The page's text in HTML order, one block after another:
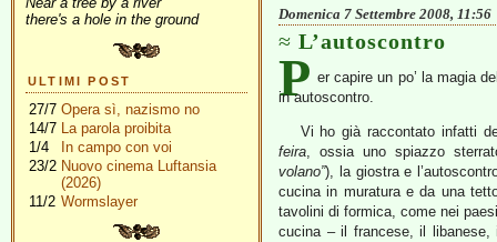
there's a hole in the ground
ULTIMI POST
27/7 Opera sì, nazismo no
14/7 La parola proibita
1/4
In campo con voi
23/2 Nuovo cinema Luftansia
(2026)
11/2 Wormslayer
Domenica 7 Settembre 2008, 11:56
L’autoscontro
P er capire un po’ la magia
in autoscontro.
Vi ho già raccontato infatti
feira, ossia uno spiazzo
volano”), la giostra e
cucina in muratura e da una
tavolini di formica, come nei
cucina – il francese, il